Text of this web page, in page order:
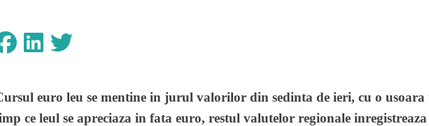
euro leu se mentine in jurul valorilor din sedinta de ieri, cu o usoara
ce leul se apreciaza in fata euro, restul valutelor regionale